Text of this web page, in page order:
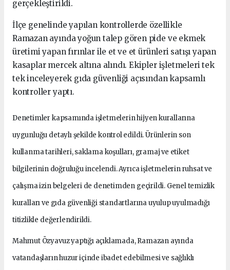
gerçekleştirildi.
İlçe genelinde yapılan kontrollerde özellikle
Ramazan ayında yoğun talep gören pide ve ekmek
üretimi yapan fırınlar ile et ve et ürünleri satışı yapan
kasaplar mercek altına alındı. Ekipler işletmeleri tek
tek inceleyerek gıda güvenliği açısından kapsamlı
kontroller yaptı.
Denetimler kapsamında işletmelerin hijyen kurallarına
uygunluğu detaylı şekilde kontrol edildi. Ürünlerin son
kullanma tarihleri, saklama koşulları, gramaj ve etiket
bilgilerinin doğruluğu incelendi. Ayrıca işletmelerin ruhsat ve
çalışma izin belgeleri de denetimden geçirildi. Genel temizlik
kuralları ve gıda güvenliği standartlarına uyulup uyulmadığı
titizlikle değerlendirildi.
Mahmut Özyavuz yaptığı açıklamada, Ramazan ayında
vatandaşların huzur içinde ibadet edebilmesi ve sağlıklı